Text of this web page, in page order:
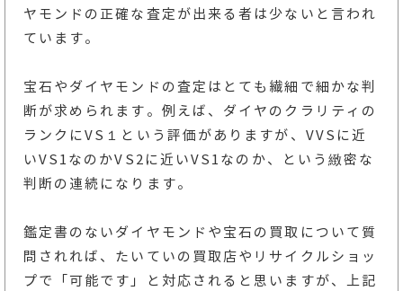
ヤモンドの正確な査定が出来る者は少ないと言われ
ています。
宝石やダイヤモンドの査定はとても繊細で細かな判
断が求められます。例えば、ダイヤのクラリティの
ランクにVS１という評価がありますが、VVSに近
いVS1なのかVS2に近いVS1なのか、という緻密な
判断の連続になります。
鑑定書のないダイヤモンドや宝石の買取について質
問されれば、たいていの買取店やリサイクルショッ
プで「可能です」と対応されると思いますが、上記